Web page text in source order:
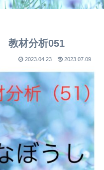
教材分析051
2023.04.23 2023.07.09